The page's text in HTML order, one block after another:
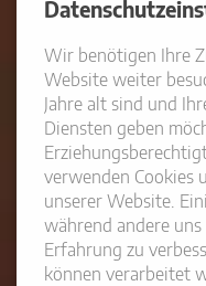
Wir benötigen Ihre
Website weiter
Jahre alt sind und
Diensten geben
verwenden Cookies
unserer Website.
während andere
Erfahrung zu
können verarbeitet